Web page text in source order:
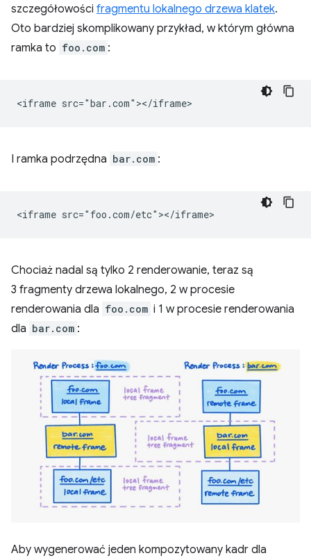
szczegółowości fragmentu lokalnego drzewa klatek.
Oto bardziej skomplikowany przykład, w którym główna
ramka to foo.com :
I ramka podrzędna bar.com :
Chociaż nadal są tylko 2 renderowanie, teraz są
3 fragmenty drzewa lokalnego, 2 w procesie
renderowania dla foo.com i 1 w procesie renderowania
dla bar.com :
Aby wygenerować jeden kompozytowany kadr dla